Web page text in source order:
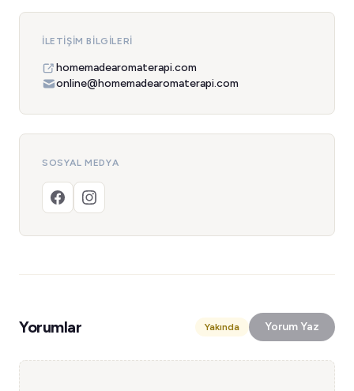
İLETIŞIM BILGILERI
homemadearomaterapi.com
online@homemadearomaterapi.com
SOSYAL MEDYA
Yorumlar Yakında Yorum Yaz